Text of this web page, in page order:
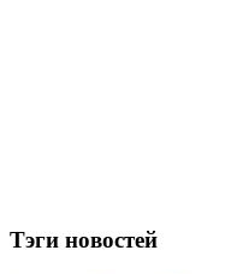
Тэги новостей